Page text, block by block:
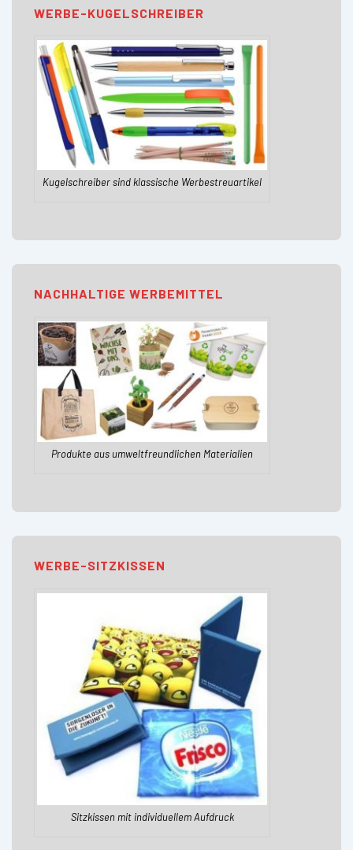
WERBE-KUGELSCHREIBER
Kugelschreiber sind klassische Werbestreuartikel
NACHHALTIGE WERBEMITTEL
Produkte aus umweltfreundlichen Materialien
WERBE-SITZKISSEN
Sitzkissen mit individuellem Aufdruck